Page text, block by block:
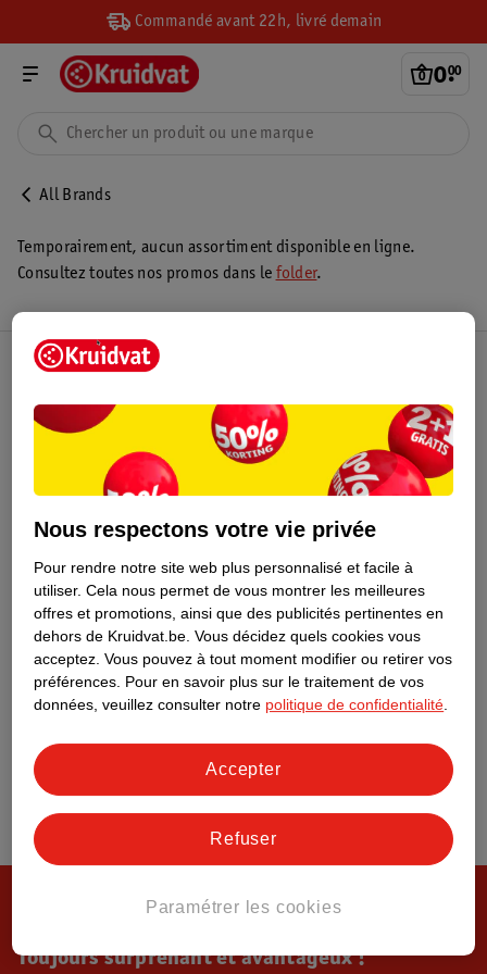
Commandé avant 22h, livré demain
0.
00
All Brands
Temporairement, aucun assortiment disponible en ligne.
Consultez toutes nos promos dans le folder.
Toujours surprenant et avantageux !
Nous respectons votre vie privée
Pour rendre notre site web plus personnalisé et facile à
utiliser. Cela nous permet de vous montrer les meilleures
offres et promotions, ainsi que des publicités pertinentes en
dehors de Kruidvat.be. Vous décidez quels cookies vous
acceptez. Vous pouvez à tout moment modifier ou retirer vos
préférences. Pour en savoir plus sur le traitement de vos
données, veuillez consulter notre politique de confidentialité
Paramétrer les cookies
Refuser
Accepter